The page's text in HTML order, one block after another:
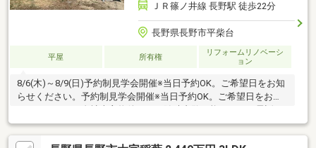
ＪＲ篠ノ井線 長野駅 徒歩22分
長野県長野市平柴台
平屋 所有権
リフォームリノベーシ
ョン
8/6(木)～8/9(日)予約制見学会開催※当日予約OK。ご希望日をお知
らせください。予約制見学会開催※当日予約OK。ご希望日をお知
メールでご希望日をお知らせください。【リフォーム内容】シロ
アリ工防除工事、クリーニング、鍵交換、雨漏り点検、設備点検